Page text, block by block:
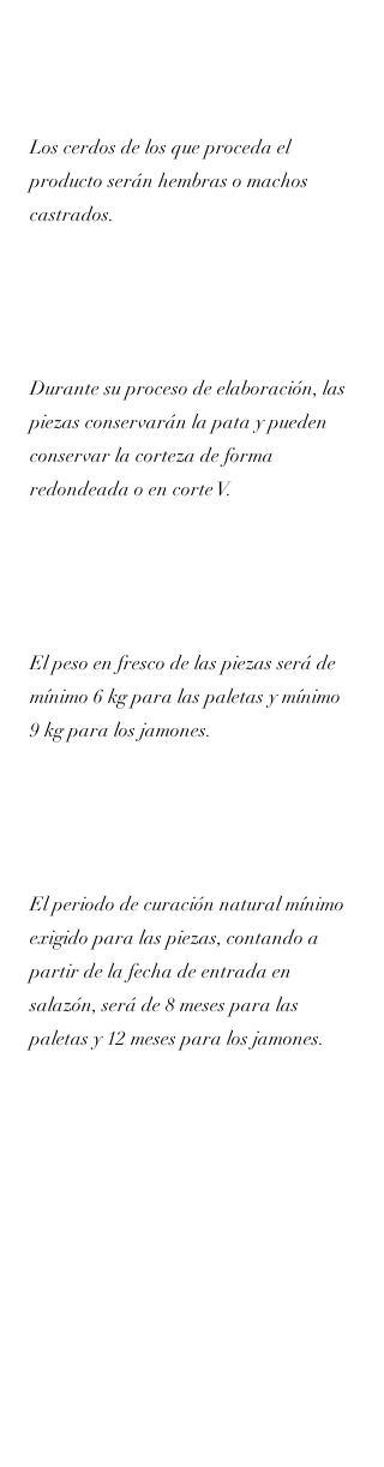
Los cerdos de los que proceda el
producto serán hembras o machos
castrados.
Durante su proceso de elaboración, las
piezas conservarán la pata y pueden
conservar la corteza de forma
redondeada o en corte V.
El peso en fresco de las piezas será de
mínimo 6 kg para las paletas y mínimo
9 kg para los jamones.
El periodo de curación natural mínimo
exigido para las piezas, contando a
partir de la fecha de entrada en
salazón, será de 8 meses para las
paletas y 12 meses para los jamones.